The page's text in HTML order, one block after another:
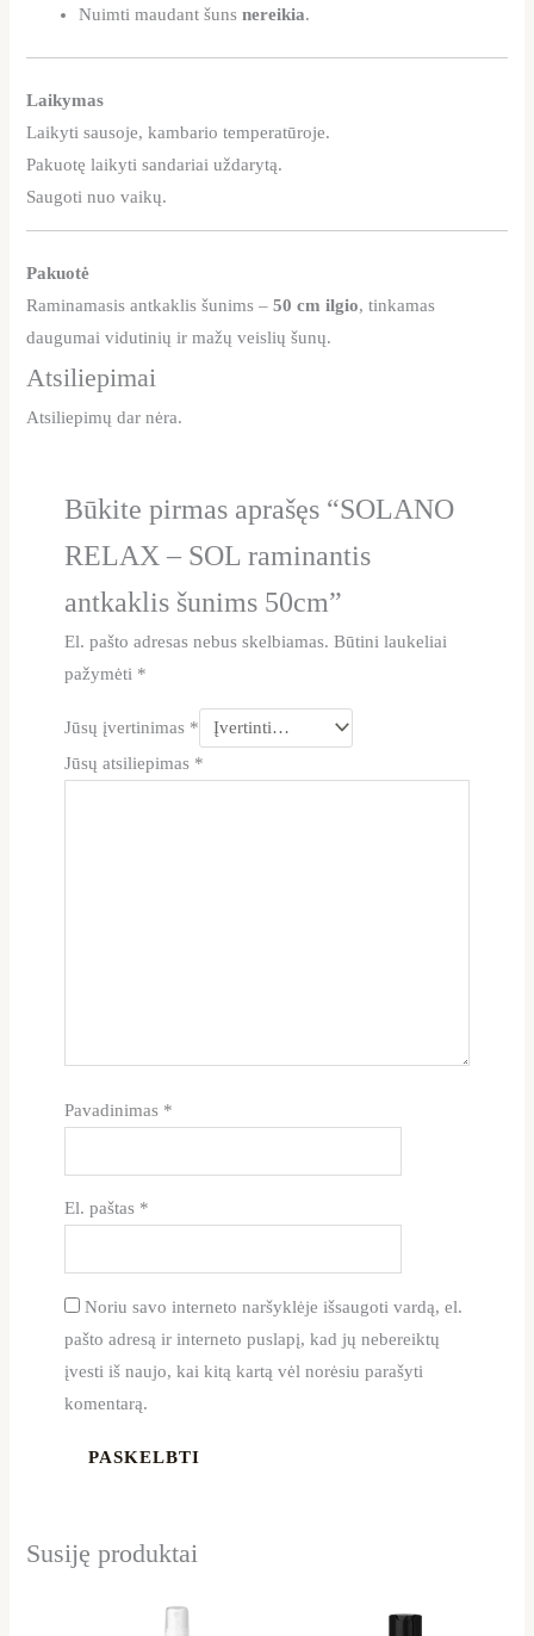
Nuimti maudant šunsnereikia.
Laikymas
Laikyti sausoje, kambario temperatūroje.
Pakuotę laikyti sandariai uždarytą.
Saugoti nuo vaikų.
Pakuotė
Raminamasis antkaklis šunims –50 cm ilgio, tinkamas
daugumai vidutinių ir mažų veislių šunų.
Atsiliepimai
Atsiliepimų dar nėra.
Būkite pirmas aprašęs “SOLANO
RELAX – SOL raminantis
antkaklis šunims 50cm”
El. pašto adresas nebus skelbiamas. Būtini laukeliai
pažymėti *
Jūsų įvertinimas *
Jūsų atsiliepimas *
Pavadinimas *
El. paštas *
Noriu savo interneto naršyklėje išsaugoti vardą, el.
pašto adresą ir interneto puslapį, kad jų nebereiktų
įvesti iš naujo, kai kitą kartą vėl norėsiu parašyti
komentarą.
Susiję produktai